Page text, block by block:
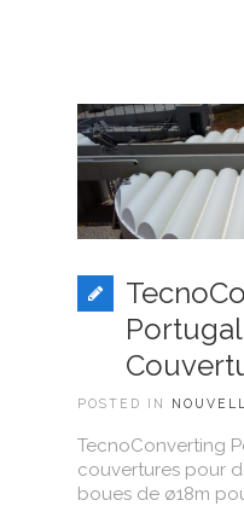
POSTED IN
TecnoConverting
couvertures pour
boues de ø18m